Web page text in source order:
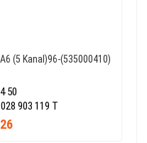
(5 Kanal)96-(535000410)
50
903 119 T